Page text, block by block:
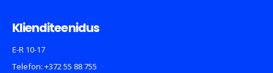
Klienditeenidus
E-R 10-17
Telefon: +372 55 88 755